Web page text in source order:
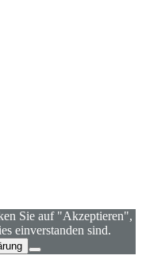
Sie auf "Akzeptieren",
einverstanden sind.